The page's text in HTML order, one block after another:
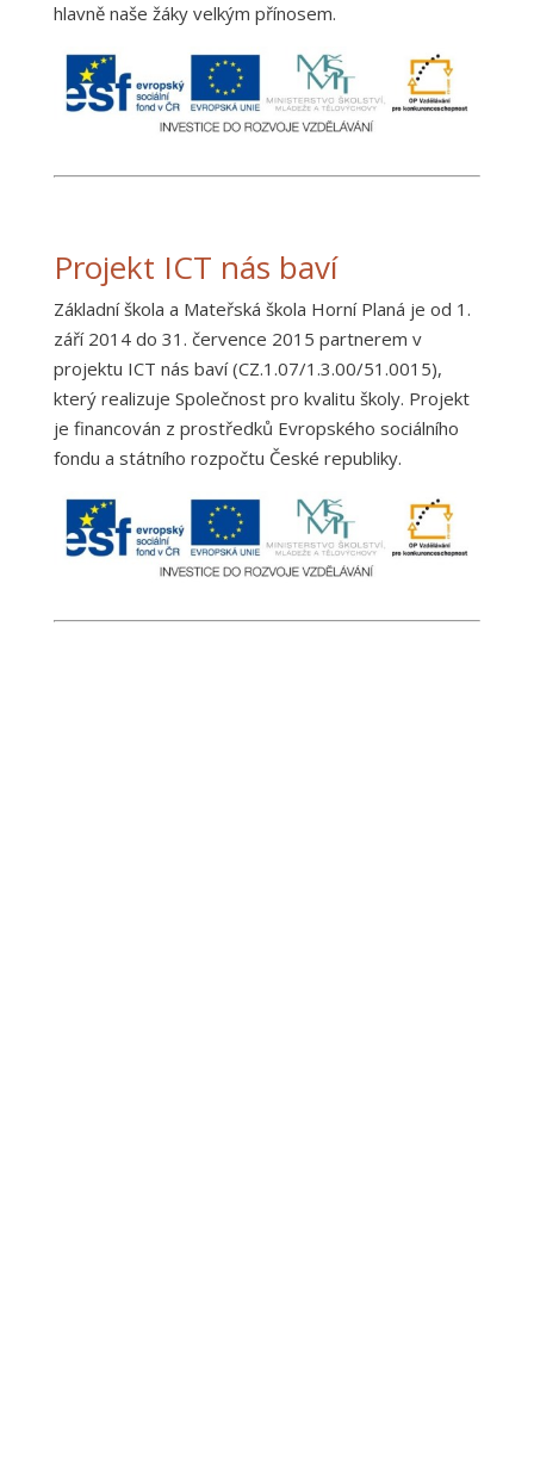
hlavně naše žáky velkým přínosem.
Projekt ICT nás baví
Základní škola a Mateřská škola Horní Planá je od 1.
září 2014 do 31. července 2015 partnerem v
projektu ICT nás baví (CZ.1.07/1.3.00/51.0015),
který realizuje Společnost pro kvalitu školy. Projekt
je financován z prostředků Evropského sociálního
fondu a státního rozpočtu České republiky.